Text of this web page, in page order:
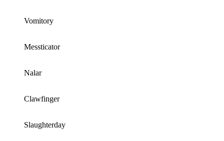
Vomitory
Messticator
Nalar
Clawfinger
Slaughterday